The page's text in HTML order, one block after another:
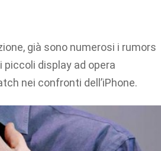
già sono numerosi i rumors
display ad opera
nei confronti dell’iPhone.